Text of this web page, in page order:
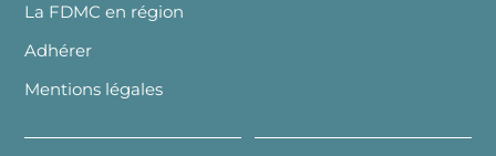
La FDMC en région
Adhérer
Mentions légales